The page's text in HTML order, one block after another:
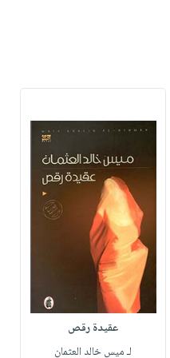
عقيدة رقص
لـ ميس خالد العثمان